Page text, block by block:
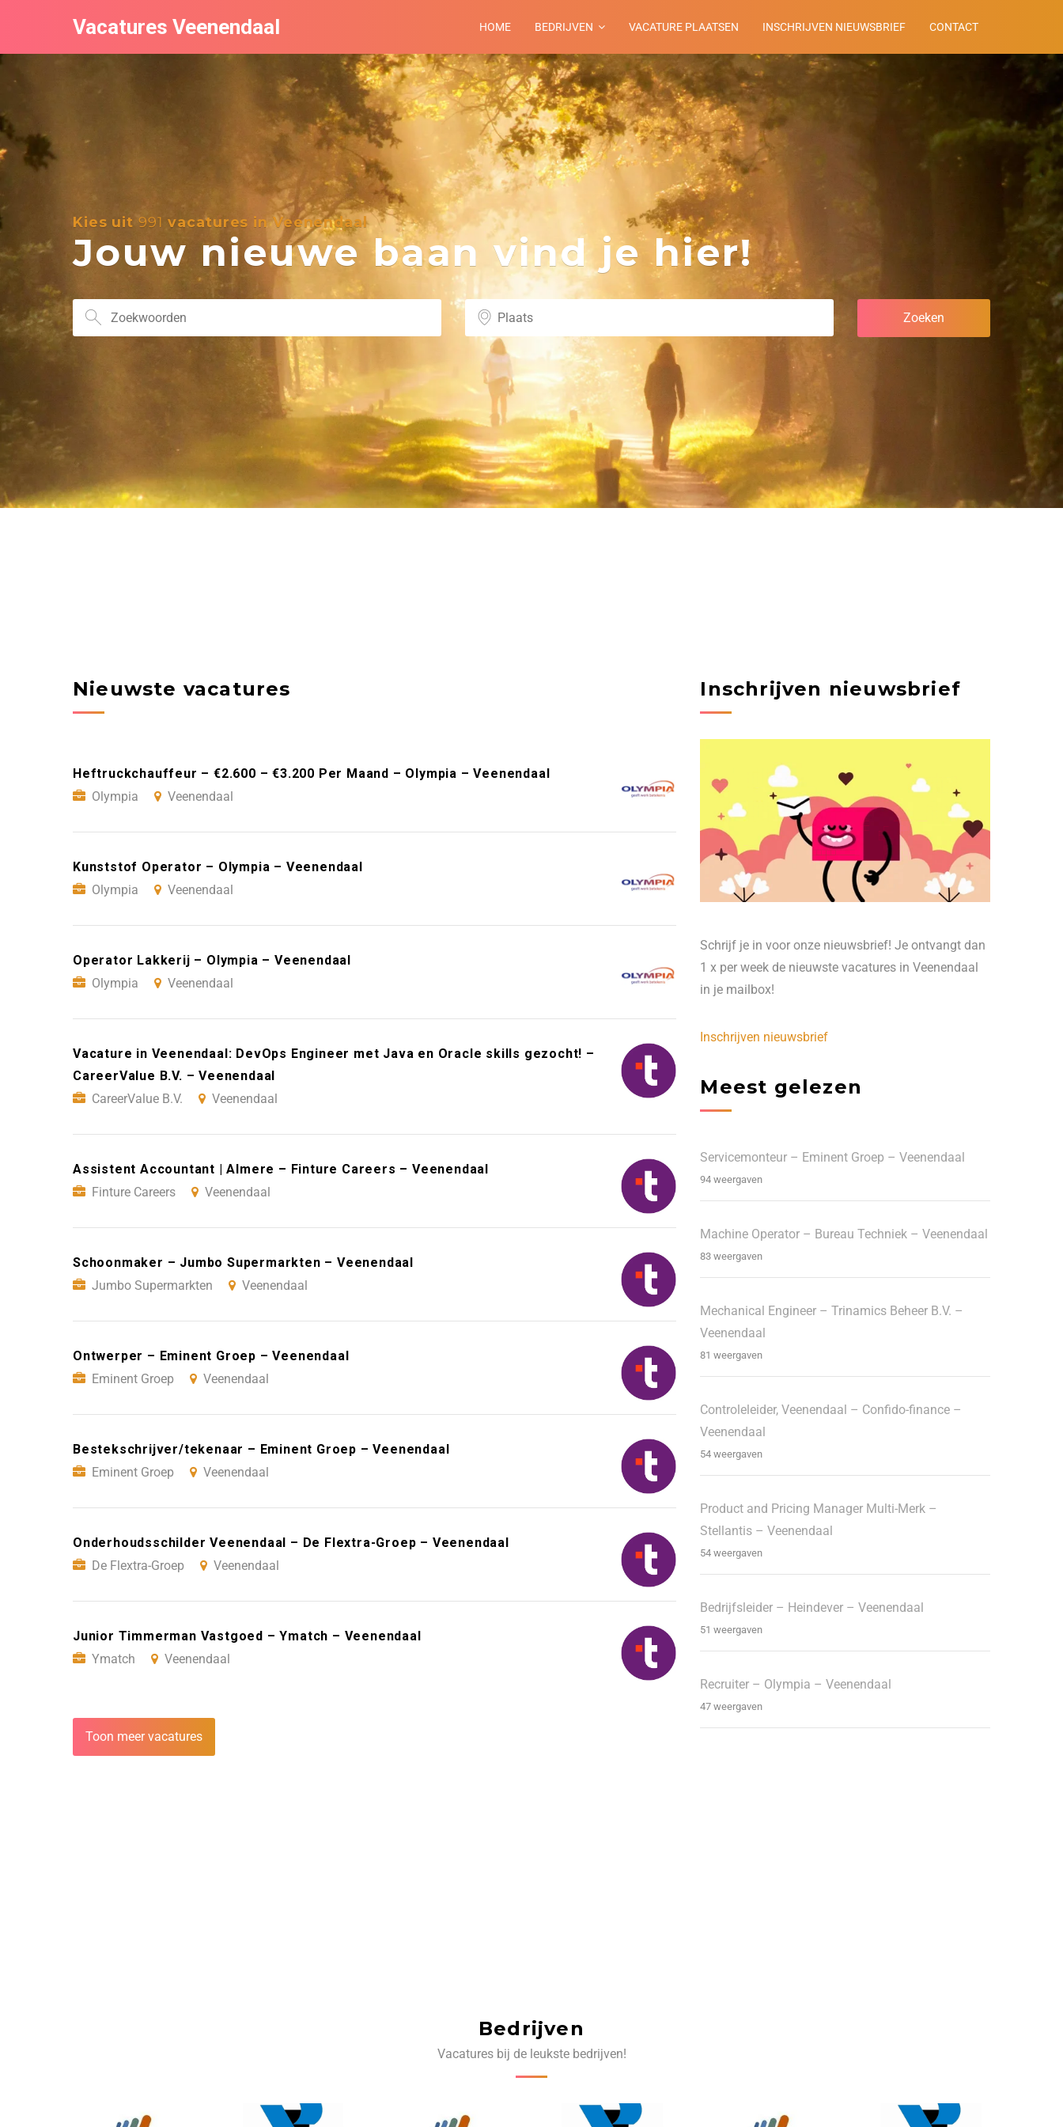
Vacatures Veenendaal HOME BEDRIJVEN VACATURE PLAATSEN INSCHRIJVEN NIEUWSBRIEF CONTACT
Kies uit 991 vacatures in Veenendaal
Jouw nieuwe baan vind je hier!
Nieuwste vacatures
Heftruckchauffeur – €2.600 – €3.200 Per Maand – Olympia – Veenendaal
Olympia
Veenendaal
Kunststof Operator – Olympia – Veenendaal
Olympia
Veenendaal
Operator Lakkerij – Olympia – Veenendaal
Olympia
Veenendaal
Vacature in Veenendaal: DevOps Engineer met Java en Oracle skills gezocht! –
CareerValue B.V. – Veenendaal
CareerValue B.V.
Veenendaal
Assistent Accountant | Almere – Finture Careers – Veenendaal
Finture Careers
Veenendaal
Schoonmaker – Jumbo Supermarkten – Veenendaal
Jumbo Supermarkten
Veenendaal
Ontwerper – Eminent Groep – Veenendaal
Eminent Groep
Veenendaal
Bestekschrijver/tekenaar – Eminent Groep – Veenendaal
Eminent Groep
Veenendaal
Onderhoudsschilder Veenendaal – De Flextra-Groep – Veenendaal
De Flextra-Groep
Veenendaal
Junior Timmerman Vastgoed – Ymatch – Veenendaal
Ymatch
Veenendaal
Toon meer vacatures
Inschrijven nieuwsbrief
Schrijf je in voor onze nieuwsbrief! Je ontvangt dan
1 x per week de nieuwste vacatures in Veenendaal
in je mailbox!
Inschrijven nieuwsbrief
Meest gelezen
Servicemonteur – Eminent Groep – Veenendaal
94 weergaven
Machine Operator – Bureau Techniek – Veenendaal
83 weergaven
Mechanical Engineer – Trinamics Beheer B.V. –
Veenendaal
81 weergaven
Controleleider, Veenendaal – Confido-finance –
Veenendaal
54 weergaven
Product and Pricing Manager Multi-Merk –
Stellantis – Veenendaal
54 weergaven
Bedrijfsleider – Heindever – Veenendaal
51 weergaven
Recruiter – Olympia – Veenendaal
47 weergaven
Bedrijven
Vacatures bij de leukste bedrijven!